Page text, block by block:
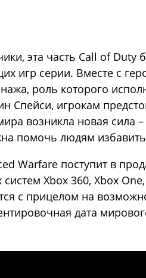
эта часть Call of Duty
игр серии. Вместе с
роль которого
Спейси, игрокам
возникла новая сила
помочь людям
Warfare поступит в
Xbox 360, Xbox
с прицелом на
дата